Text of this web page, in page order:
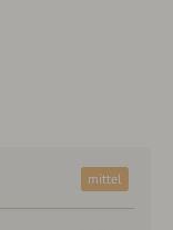
erreichen
den nächsten
welche
regiert und
mittel